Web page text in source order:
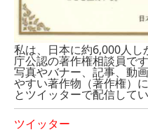
私は、日本に約6,000人
庁公認の著作権相談員です
写真やバナー、記事、動
やすい著作物（著作権）
とツイッターで配信して
ツイッター